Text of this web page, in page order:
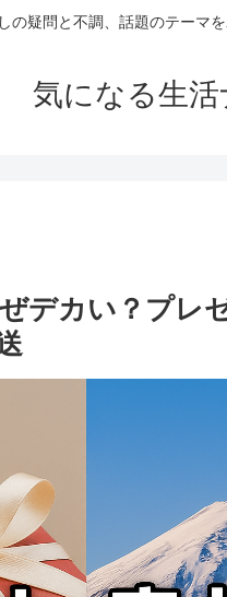
の疑問と不調、話題のテーマ
気になる生活
デカい？プレ